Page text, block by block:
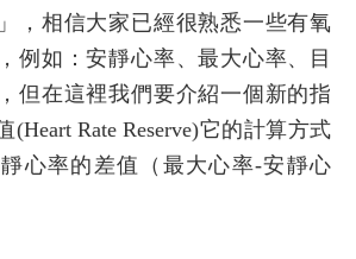
，相信大家已經很熟悉一些有氧
例如：安靜心率、最大心率、目
但在這裡我們要介紹一個新的指
Rate Reserve)它的計算方式
心率的差值（最大心率-安靜心